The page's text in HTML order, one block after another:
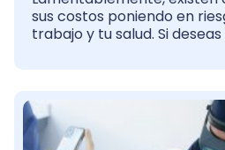
sus costos poniendo en
trabajo y tu salud. Si deseas